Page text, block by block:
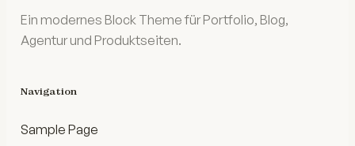
Ein modernes Block Theme für Portfolio, Blog,
Agentur und Produktseiten.
Navigation
Sample Page